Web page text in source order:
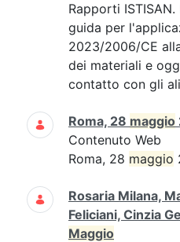
Rapporti
guida per
2023/2006/CE
dei materiali e
contatto con gli
Roma, 28 maggio
Contenuto Web
Roma, 28 maggio
Rosaria Milana,
Feliciani, Cinzia
Maggio